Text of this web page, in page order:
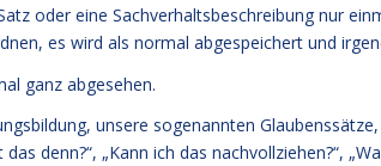
oder eine Sachverhaltsbeschreibung nur
es wird als normal abgespeichert und
ganz abgesehen.
unsere sogenannten
denn?“, „Kann ich das nachvollziehen?“,